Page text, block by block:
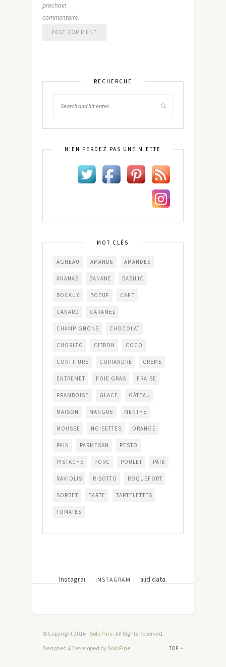
prochain
commentaire.
RECHERCHE
N’EN PERDEZ PAS UNE MIETTE
MOT CLÉS
AGNEAU AMANDE AMANDES
ANANAS BANANE BASILIC
BOCAUX BOEUF CAFÉ
CANARD CARAMEL
CHAMPIGNONS CHOCOLAT
CHORIZO CITRON COCO
CONFITURE CORIANDRE CRÈME
ENTREMET FOIE GRAS FRAISE
FRAMBOISE GLACE GÂTEAU
MAISON MANGUE MENTHE
MOUSSE NOISETTES ORANGE
PAIN PARMESAN PESTO
PISTACHE PORC POULET PÂTÉ
RAVIOLIS RISOTTO ROQUEFORT
SORBET TARTE TARTELETTES
TOMATES
INSTAGRAM
Instagram has returned invalid data.
© Copyright 2016 - Solo Pine. All Rights Reserved.
TOP
Designed & Developed by Solo Pine.